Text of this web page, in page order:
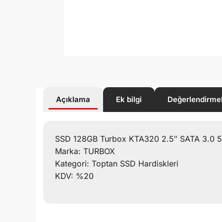
Açıklama Ek bilgi
SSD 128GB Turbox KTA320 2.5″ SATA 3.0
Marka: TURBOX
Kategori: Toptan SSD Hardiskleri
KDV: %20